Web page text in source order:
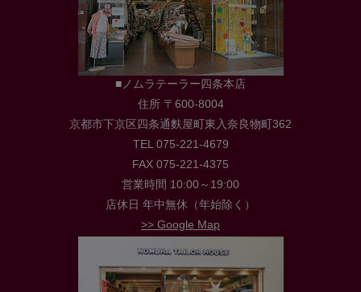
■ノムラテーラー四条本店
住所 〒600-8004
京都市下京区四条通麩屋町東入奈良物町362
TEL 075-221-4679
FAX 075-221-4375
営業時間 10:00～19:00
店休日 年中無休（年始除く）
>> Google Map